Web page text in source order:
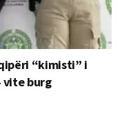
“kimisti” i
vite burg